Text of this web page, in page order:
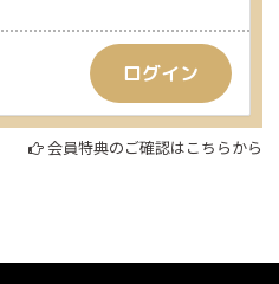
会員特典のご確認はこちらから